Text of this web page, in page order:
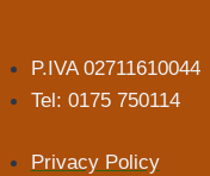
P.IVA 02711610044
Tel: 0175 750114
Privacy Policy